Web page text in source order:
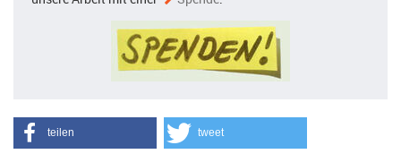
teilen tweet